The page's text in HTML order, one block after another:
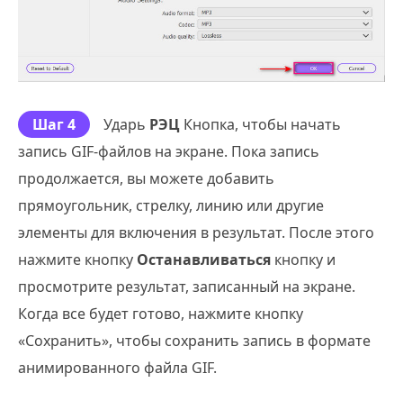
Шаг 4 Ударь РЭЦ Кнопка, чтобы начать
запись GIF-файлов на экране. Пока запись
продолжается, вы можете добавить
прямоугольник, стрелку, линию или другие
элементы для включения в результат. После этого
нажмите кнопку Останавливаться кнопку и
просмотрите результат, записанный на экране.
Когда все будет готово, нажмите кнопку
«Сохранить», чтобы сохранить запись в формате
анимированного файла GIF.